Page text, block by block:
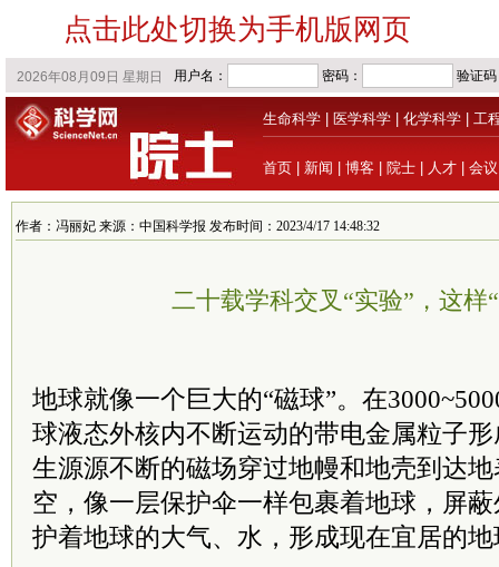
点击此处切换为手机版网页
生命科学 医学科学 化学科学 工
首页 新闻 博客 院士 人才 会议
作者：冯丽妃 来源：中国科学报 发布时间：2023/4/17 14:48:32
二十载学科交叉“实验”，这样
地球就像一个巨大的“磁球”。在
球液态外核内不断运动的带电金属粒子
生源源不断的磁场穿过地幔和地壳到达
空，像一层保护伞一样包裹着地球，屏
护着地球的大气、水，形成现在宜居的